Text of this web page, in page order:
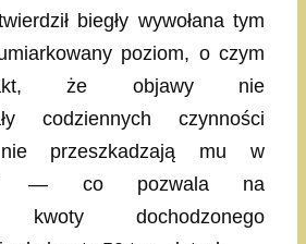
biegły wywołana tym
poziom, o czym
że objawy nie
codziennych czynności
przeszkadzają mu w
— co pozwala na
kwoty dochodzonego